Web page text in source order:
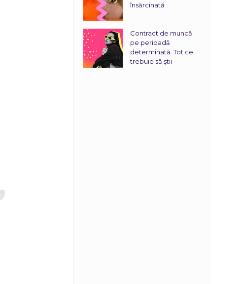
însărcinată
Contract de muncă
pe perioadă
determinată. Tot ce
trebuie să știi